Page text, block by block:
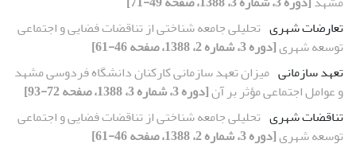
تعارضات شهری تحلیلی جامعه شناختی از تناقضات فضایی و اجتماعی
توسعه شهری[دوره 3، شماره 2، 1388، صفحه 46-61]
تعهد سازمانی میزان تعهد سازمانی کارکنان دانشگاه فردوسی مشهد
و عوامل اجتماعی مؤثر بر آن[دوره 3، شماره 3، 1388، صفحه 72-93]
تناقضات شهری تحلیلی جامعه شناختی از تناقضات فضایی و اجتماعی
توسعه شهری[دوره 3، شماره 2، 1388، صفحه 46-61]